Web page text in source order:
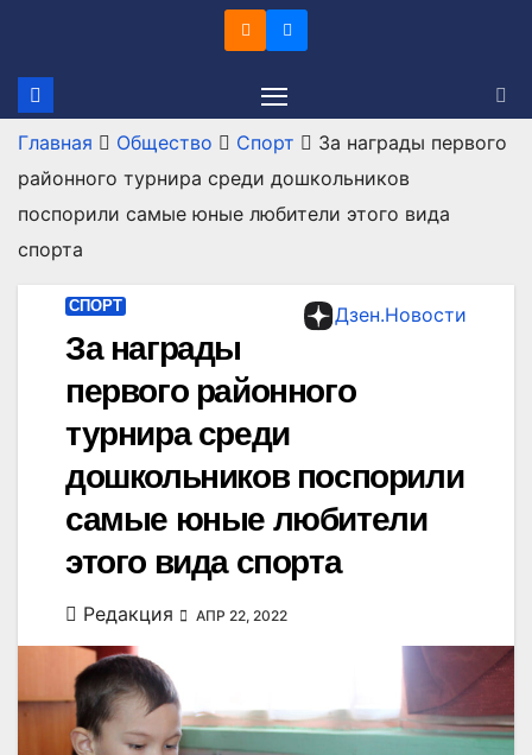
содержимому
Главная Общество Спорт
За награды первого
районного турнира среди дошкольников
поспорили самые юные любители этого вида
спорта
Дзен.Новости
СПОРТ
За награды
первого районного
турнира среди
дошкольников поспорили
самые юные любители
этого вида спорта
Редакция АПР 22, 2022